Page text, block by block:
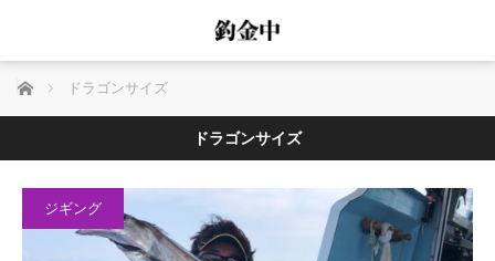
ホーム ドラゴンサイズ
ドラゴンサイズ
ジギング